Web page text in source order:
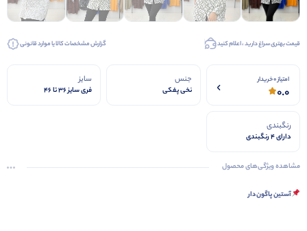
قیمت بهتری سراغ دارید ، اعلام کنید گزارش مشخصات کالا یا موارد قانونی
امتیاز 0 خریدار
0.0
جنس
نخی پفکی
سایز
فری سایز ۳۶ تا ۴۶
رنگبندی
دارای 4 رنگبندی
مشاهده ویژگی‌های محصول
آستین پاگون دار